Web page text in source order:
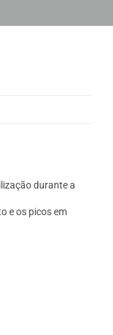
durante a
e os picos em